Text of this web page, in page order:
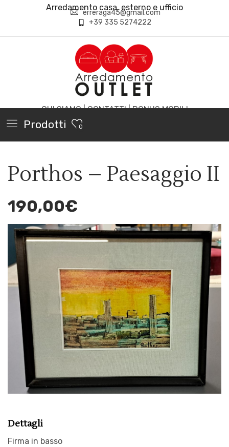
Arredamento casa, esterno e ufficio
erreraga45@gmail.com
+39 335 5274222
CHI SIAMO|CONTATTI|BONUS MOBILI
Prodotti 0
Porthos – Paesaggio II
190,00€
Dettagli
Firma in basso